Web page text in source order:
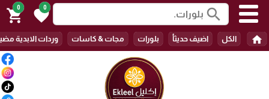
search
0
favorite
0
shopping_cart
home الكل اضيف حديثأ بلورات مجات & كاسات وردات الابدية